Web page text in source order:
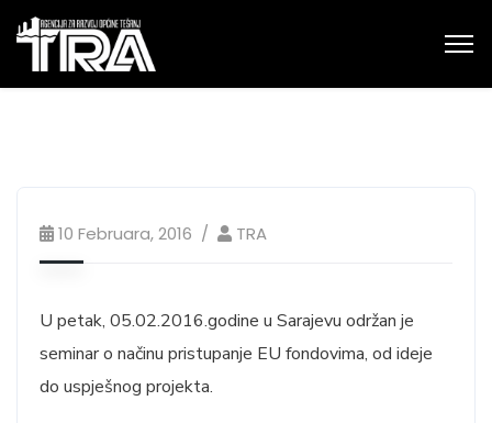
10 Februara, 2016 TRA
U petak, 05.02.2016.godine u Sarajevu održan je
seminar o načinu pristupanje EU fondovima, od ideje
do uspješnog projekta.